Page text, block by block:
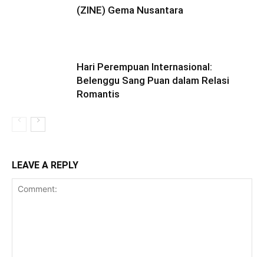
(ZINE) Gema Nusantara
Hari Perempuan Internasional:
Belenggu Sang Puan dalam Relasi
Romantis
LEAVE A REPLY